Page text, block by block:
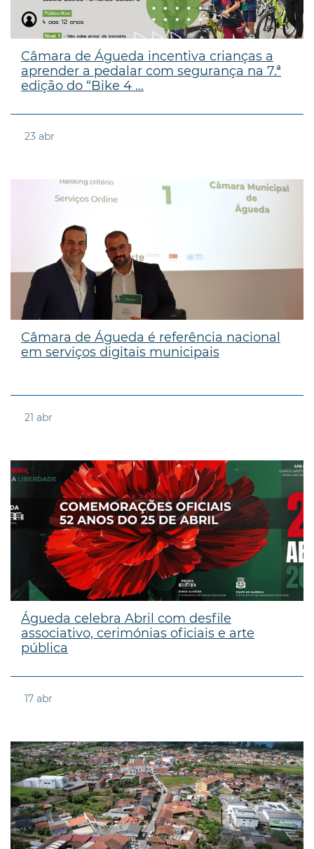
Câmara de Águeda incentiva crianças a
aprender a pedalar com segurança na 7.ª
edição do “Bike 4 ...
23 abr
Câmara de Águeda é referência nacional
em serviços digitais municipais
21 abr
Águeda celebra Abril com desfile
associativo, cerimónias oficiais e arte
pública
17 abr